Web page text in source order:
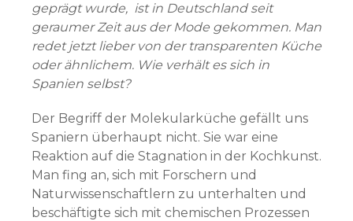
geprägt wurde, ist in Deutschland seit
geraumer Zeit aus der Mode gekommen. Man
redet jetzt lieber von der transparenten Küche
oder ähnlichem. Wie verhält es sich in
Spanien selbst?
Der Begriff der Molekularküche gefällt uns
Spaniern überhaupt nicht. Sie war eine
Reaktion auf die Stagnation in der Kochkunst.
Man fing an, sich mit Forschern und
Naturwissenschaftlern zu unterhalten und
beschäftigte sich mit chemischen Prozessen